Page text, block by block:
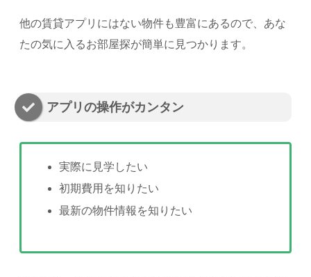
他の賃貸アプリにはない物件も豊富にあるので、あな
たの気に入るお部屋探が簡単に見つかります。
アプリの操作がカンタン
実際に見学したい
初期費用を知りたい
最新の物件情報を知りたい